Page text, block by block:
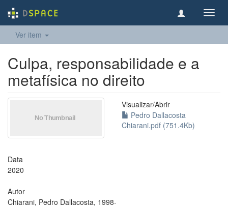
Ver item
Culpa, responsabilidade e a
metafísica no direito
Visualizar/Abrir
Pedro Dallacosta
Chiarani.pdf (751.4Kb)
Data
2020
Autor
Chiarani, Pedro Dallacosta, 1998-